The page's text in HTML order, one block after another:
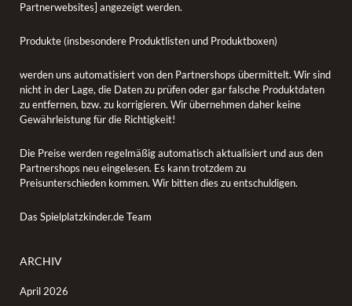
Partnerwebsites] angezeigt werden.
Produkte (insbesondere Produktlisten und Produktboxen)
werden uns automatisiert von den Partnershops übermittelt. Wir sind
nicht in der Lage, die Daten zu prüfen oder gar falsche Produktdaten
zu entfernen, bzw. zu korrigieren. Wir übernehmen daher keine
Gewährleistung für die Richtigkeit!
Die Preise werden regelmäßig automatisch aktualisiert und aus den
Partnershops neu eingelesen. Es kann trotzdem zu
Preisunterschieden kommen. Wir bitten dies zu entschuldigen.
Das Spielplatzkinder.de Team
ARCHIV
April 2026